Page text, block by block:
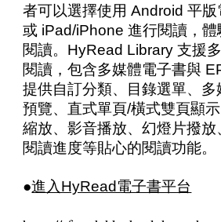
者可以選擇使用 Android 平
或 iPad/iPhone 進行閱讀，
閱讀。HyRead Library 支援
閱讀，包含多媒體電子書與
提供自訂分類、目錄選單、多
預覽、直式單頁/橫式雙頁顯
縮放、影音播放、幻燈片撥放
閱讀進度等貼心的閱讀功能。
●進入HyRead電子書平台